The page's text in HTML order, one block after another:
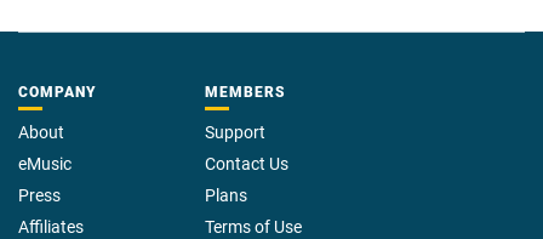
COMPANY
About
eMusic
Press
Affiliates
MEMBERS
Support
Contact Us
Plans
Terms of Use